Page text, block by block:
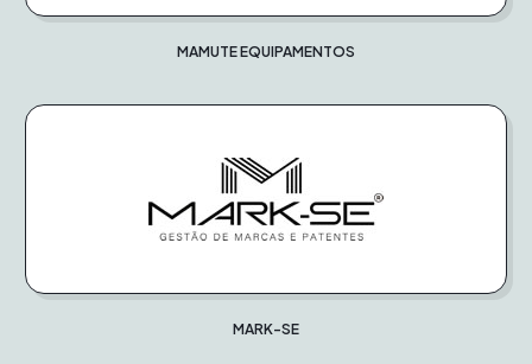
MAMUTE EQUIPAMENTOS
MARK-SE